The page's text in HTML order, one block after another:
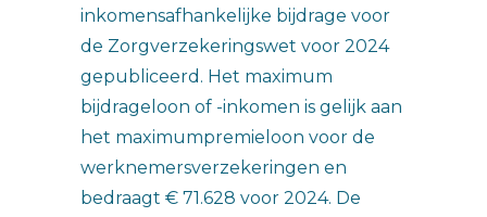
inkomensafhankelijke bijdrage voor
de Zorgverzekeringswet voor 2024
gepubliceerd. Het maximum
bijdrageloon of -inkomen is gelijk aan
het maximumpremieloon voor de
werknemersverzekeringen en
bedraagt € 71.628 voor 2024. De